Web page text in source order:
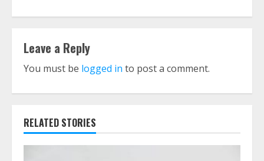
Leave a Reply
You must be logged in to post a comment.
RELATED STORIES